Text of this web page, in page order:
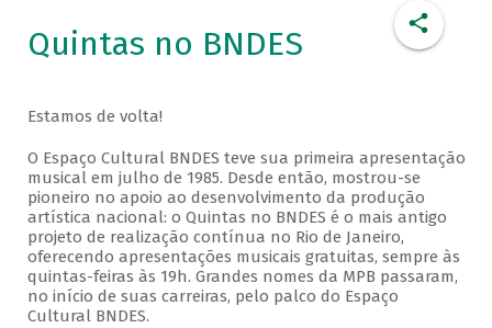
Quintas no BNDES
Estamos de volta!
O Espaço Cultural BNDES teve sua primeira apresentação
musical em julho de 1985. Desde então, mostrou-se
pioneiro no apoio ao desenvolvimento da produção
artística nacional: o Quintas no BNDES é o mais antigo
projeto de realização contínua no Rio de Janeiro,
oferecendo apresentações musicais gratuitas, sempre às
quintas-feiras às 19h. Grandes nomes da MPB passaram,
no início de suas carreiras, pelo palco do Espaço
Cultural BNDES.